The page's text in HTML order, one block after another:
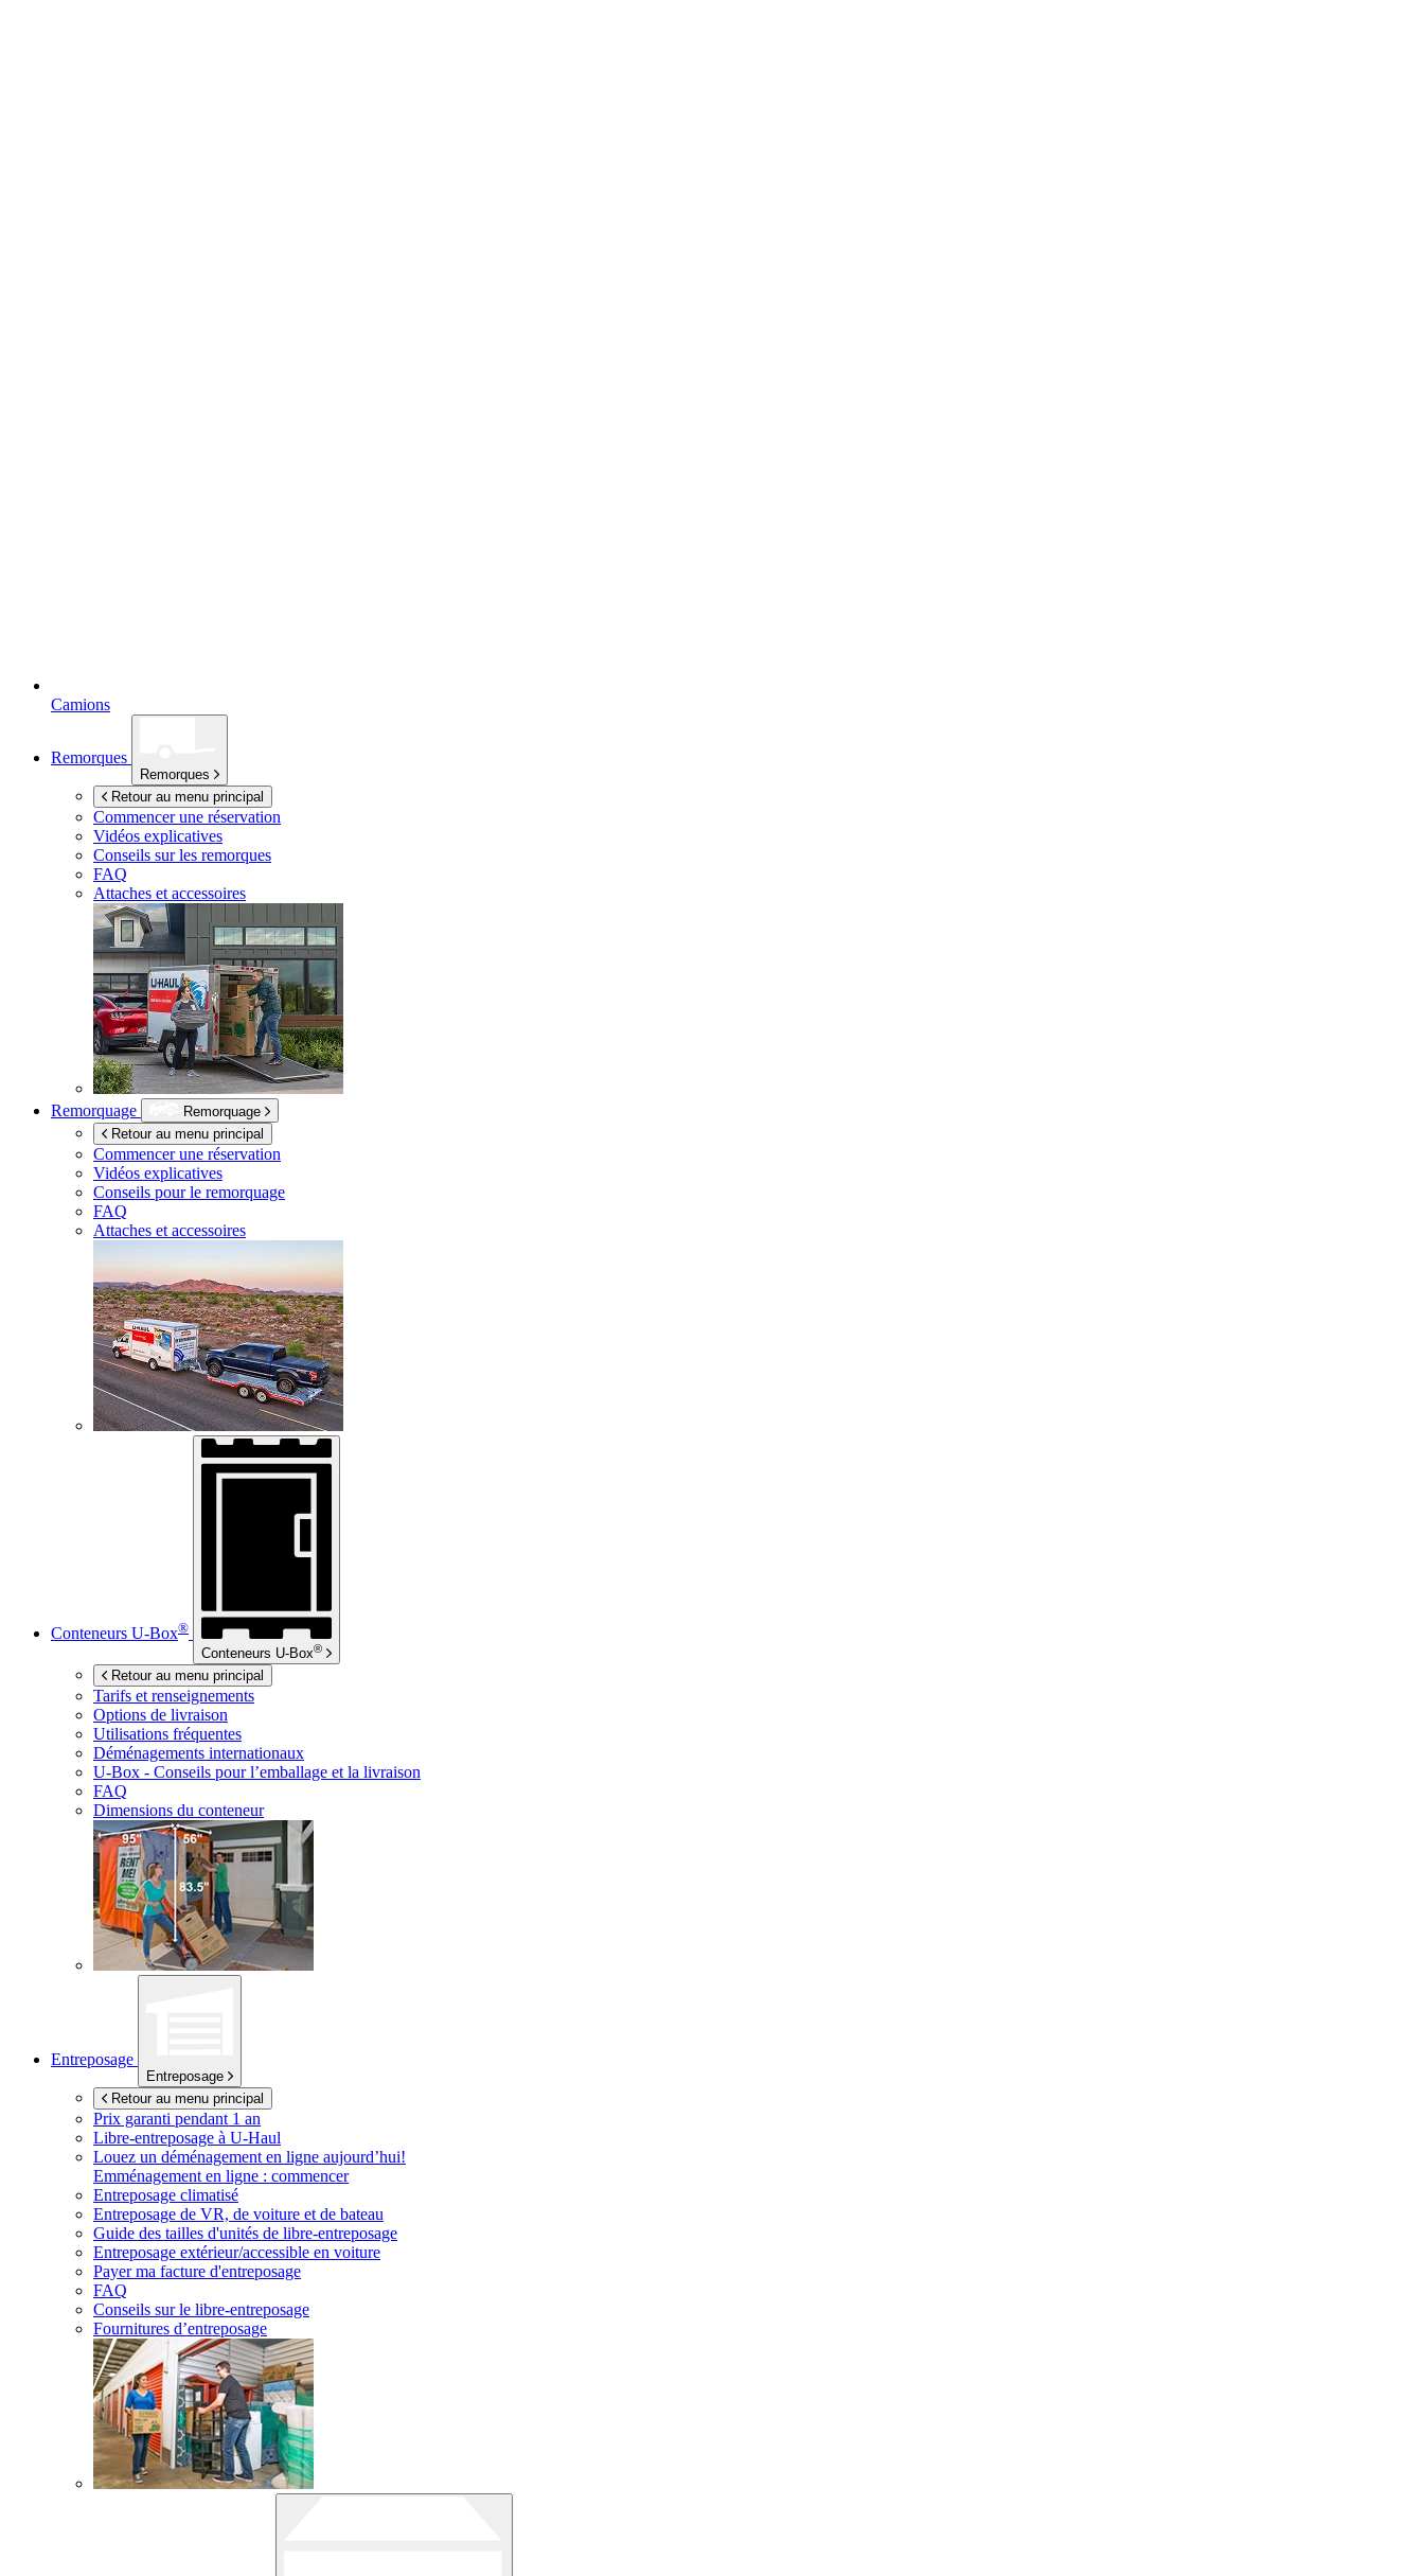
Camions
Remorques
Remorques
Retour au menu principal
Commencer une réservation
Vidéos explicatives
Conseils sur les remorques
FAQ
Attaches et accessoires
Remorquage
Remorquage
Retour au menu principal
Commencer une réservation
Vidéos explicatives
Conseils pour le remorquage
FAQ
Attaches et accessoires
Conteneurs U-Box®
Conteneurs U-Box®
Retour au menu principal
Tarifs et renseignements
Options de livraison
Utilisations fréquentes
Déménagements internationaux
U-Box - Conseils pour l’emballage et la livraison
FAQ
Dimensions du conteneur
Entreposage
Entreposage
Retour au menu principal
Prix garanti pendant 1 an
Libre-entreposage à U-Haul
Louez un déménagement en ligne aujourd’hui!
Emménagement en ligne : commencer
Entreposage climatisé
Entreposage de VR, de voiture et de bateau
Guide des tailles d'unités de libre-entreposage
Entreposage extérieur/accessible en voiture
Payer ma facture d'entreposage
FAQ
Conseils sur le libre-entreposage
Fournitures d’entreposage